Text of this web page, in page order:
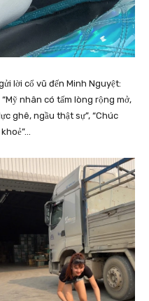
lời cổ vũ đến Minh Nguyệt:
nhân có tấm lòng rộng mở,
ghê, ngầu thật sự”, “Chúc